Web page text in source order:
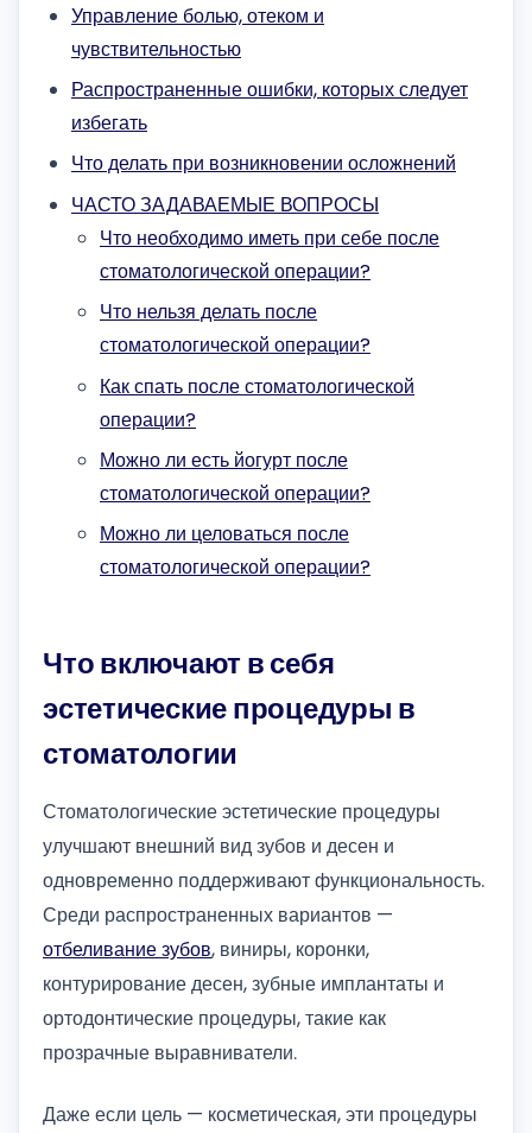
Управление болью, отеком и
чувствительностью
Распространенные ошибки, которых следует
избегать
Что делать при возникновении осложнений
ЧАСТО ЗАДАВАЕМЫЕ ВОПРОСЫ
Что необходимо иметь при себе после
стоматологической операции?
Что нельзя делать после
стоматологической операции?
Как спать после стоматологической
операции?
Можно ли есть йогурт после
стоматологической операции?
Можно ли целоваться после
стоматологической операции?
Что включают в себя
эстетические процедуры в
стоматологии
Стоматологические эстетические процедуры
улучшают внешний вид зубов и десен и
одновременно поддерживают функциональность.
Среди распространенных вариантов —
отбеливание зубов, виниры, коронки,
контурирование десен, зубные имплантаты и
ортодонтические процедуры, такие как
прозрачные выравниватели.
Даже если цель — косметическая, эти процедуры